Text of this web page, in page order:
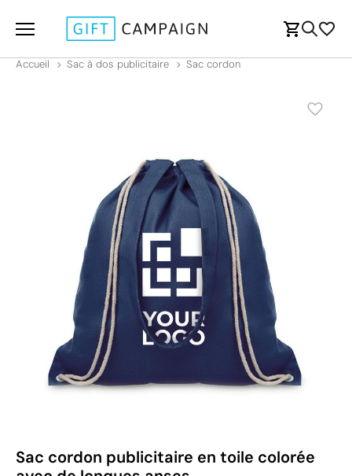
Accueil Sac à dos publicitaire Sac cordon
Sac cordon publicitaire en toile colorée